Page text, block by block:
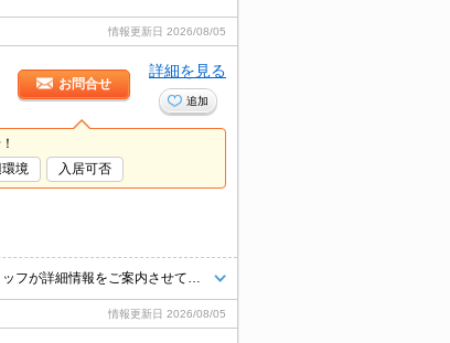
情報更新日 2026/08/05
お問合せ
詳細を見る
追加
環境 入居可否
情報更新日 2026/08/05